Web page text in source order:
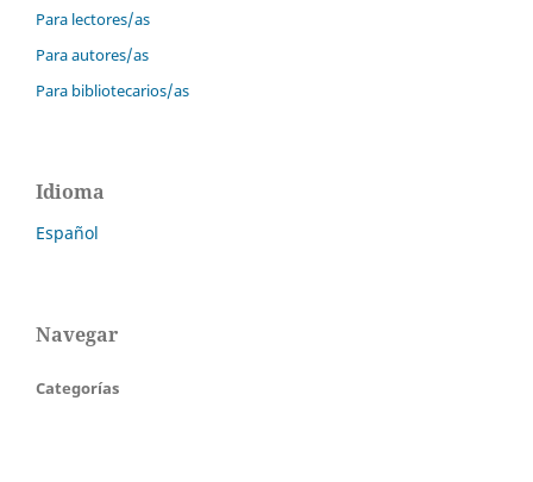
Para lectores/as
Para autores/as
Para bibliotecarios/as
Idioma
Español
Navegar
Categorías